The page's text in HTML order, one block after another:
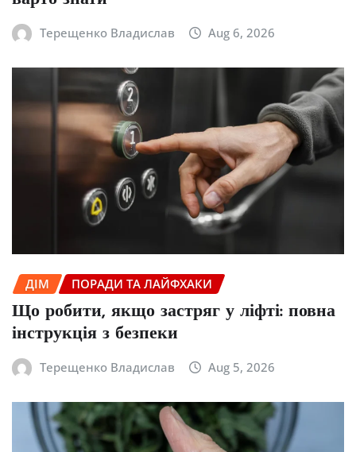
Терещенко Владислав Aug 6, 2026
ДІМ ПОРАДИ ТА ЛАЙФХАКИ
Що робити, якщо застряг у ліфті: повна
інструкція з безпеки
Терещенко Владислав Aug 5, 2026